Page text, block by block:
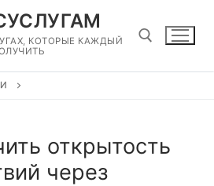
КОТОРЫЕ КАЖДЫЙ
открытость
через